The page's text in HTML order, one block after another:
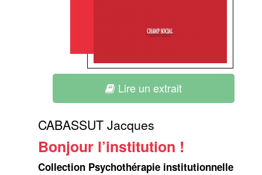
Lire un extrait
CABASSUT Jacques
Bonjour l’institution !
Collection Psychothérapie institutionnelle